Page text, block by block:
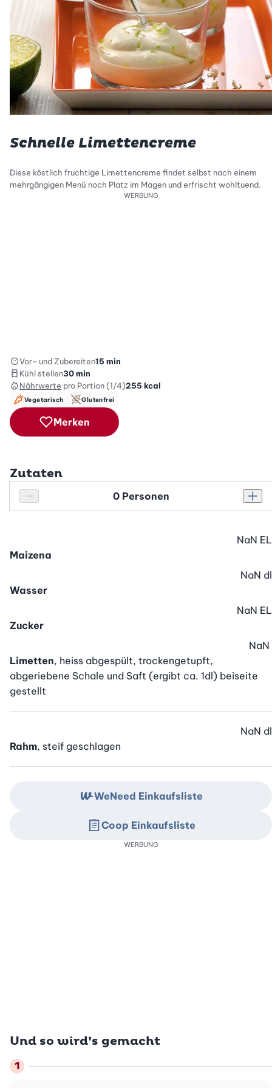
Schnelle Limettencreme
Diese köstlich fruchtige Limettencreme findet selbst nach einem
mehrgängigen Menü noch Platz im Magen und erfrischt wohltuend.
WERBUNG
Vor- und Zubereiten15 min
Kühl stellen30 min
Nährwerte pro Portion (1/4)255 kcal
Vegetarisch Glutenfrei
Merken
Zutaten
Personenanzahl verringern
Personenanzahl
Maizena
NaN EL
Wasser
NaN dl
Zucker
NaN EL
Limetten, heiss abgespült, trockengetupft,
abgeriebene Schale und Saft (ergibt ca. 1dl) beiseite
gestellt
NaN
Rahm, steif geschlagen
NaN dl
Und so wird’s gemacht
WeNeed Einkaufsliste
Coop Einkaufsliste
WERBUNG